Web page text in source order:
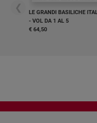
❮
LE GRANDI BASILICHE
- VOL DA 1 AL 5
€ 64,50